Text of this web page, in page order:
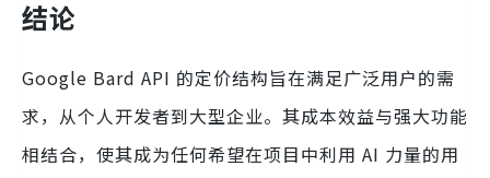
结论
Google Bard API 的定价结构旨在满足广泛用户的需
求，从个人开发者到大型企业。其成本效益与强大功能
相结合，使其成为任何希望在项目中利用 AI 力量的用